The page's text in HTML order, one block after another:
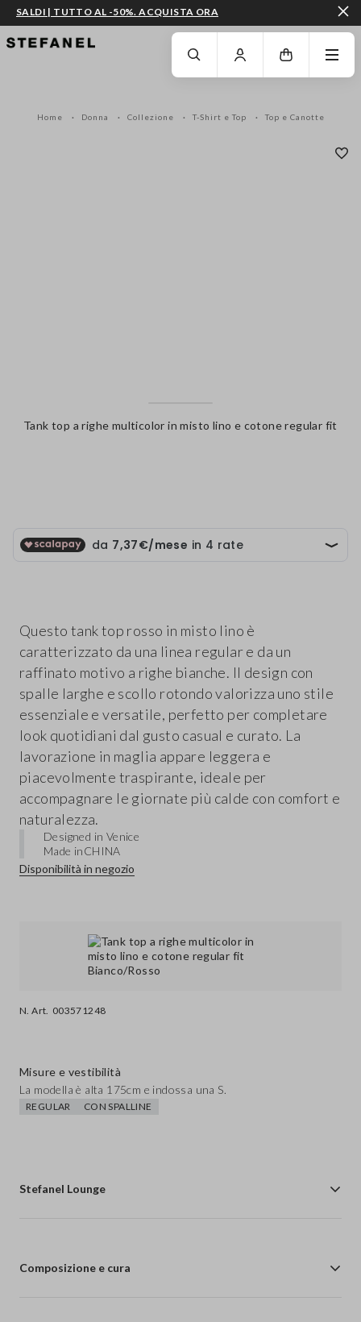
VAI AL CONTENUTO PRINCIPALE SCENDI AL FONDO DELLA PAGINA
SALDI | TUTTO AL -50%. ACQUISTA ORA
Home Donna Collezione T-Shirt e Top Top e Canotte
Tank top a righe multicolor in misto lino e cotone regular fit
N. Art. 003571248
Questo tank top rosso in misto lino è
caratterizzato da una linea regular e da un
raffinato motivo a righe bianche. Il design con
spalle larghe e scollo rotondo valorizza uno stile
essenziale e versatile, perfetto per completare
look quotidiani dal gusto casual e curato. La
lavorazione in maglia appare leggera e
piacevolmente traspirante, ideale per
accompagnare le giornate più calde con comfort e
naturalezza.
Designed in Venice
Made inCHINA
Disponibilità in negozio
Misure e vestibilità
La modella è alta 175cm e indossa una S.
REGULAR CON SPALLINE
Stefanel Lounge
Composizione e cura